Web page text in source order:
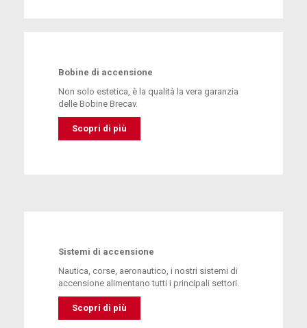
Bobine di accensione
Non solo estetica, è la qualità la vera garanzia
delle Bobine Brecav.
Scopri di più
Sistemi di accensione
Nautica, corse, aeronautico, i nostri sistemi di
accensione alimentano tutti i principali settori.
Scopri di più